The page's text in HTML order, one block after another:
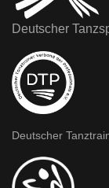
Deutscher
Deutscher